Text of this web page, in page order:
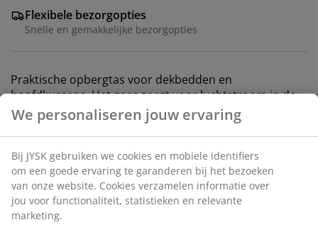
Flexibele bezorgopties
Snelle en gemakkelijke bezorgopties
Praktische opbergtas voor dekbedden en
hoofdkussens. Het gaas zorgt voor luchtstroom in de
tas.
Specificaties
We personaliseren jouw ervaring
Bij JYSK gebruiken we cookies en mobiele identifiers
om een goede ervaring te garanderen bij het bezoeken
van onze website. Cookies verzamelen informatie over
jou voor functionaliteit, statistieken en relevante
marketing.